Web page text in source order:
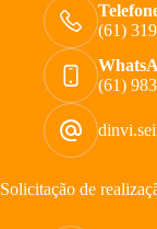
(61)
(61)
Solicitação de